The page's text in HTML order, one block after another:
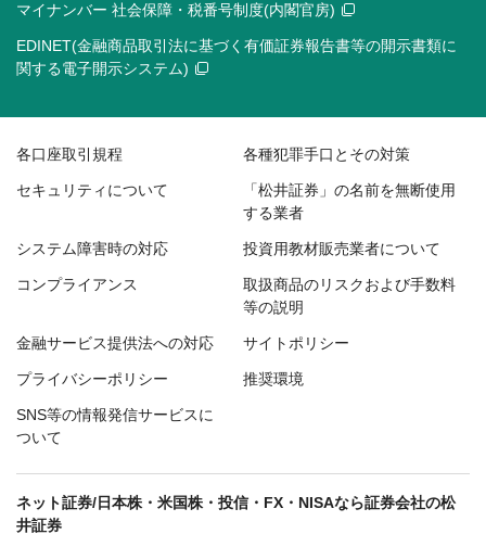
マイナンバー 社会保障・税番号制度(内閣官房)
EDINET(金融商品取引法に基づく有価証券報告書等の開示書類に
関する電子開示システム)
各口座取引規程 各種犯罪手口とその対策
セキュリティについて
「松井証券」の名前を無断使用
する業者
システム障害時の対応 投資用教材販売業者について
コンプライアンス
取扱商品のリスクおよび手数料
等の説明
金融サービス提供法への対応 サイトポリシー
プライバシーポリシー 推奨環境
SNS等の情報発信サービスに
ついて
ネット証券/日本株・米国株・投信・FX・NISAなら証券会社の松
井証券